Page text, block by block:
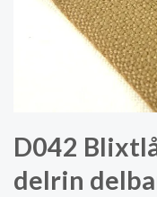
D042
delrin